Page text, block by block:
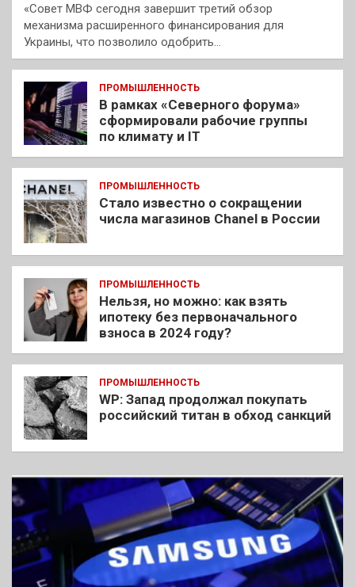
«Совет МВФ сегодня завершит третий обзор
механизма расширенного финансирования для
Украины, что позволило одобрить…
ПРОМЫШЛЕННОСТЬ
В рамках «Северного форума»
сформировали рабочие группы
по климату и IT
ПРОМЫШЛЕННОСТЬ
Стало известно о сокращении
числа магазинов Chanel в России
ПРОМЫШЛЕННОСТЬ
Нельзя, но можно: как взять
ипотеку без первоначального
взноса в 2024 году?
ПРОМЫШЛЕННОСТЬ
WP: Запад продолжал покупать
российский титан в обход санкций